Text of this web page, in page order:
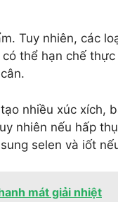
Tuy nhiên, các
thể hạn chế
nhiều xúc xích,
nhiên nếu hấp
selen và iốt
mát giải nhiệt